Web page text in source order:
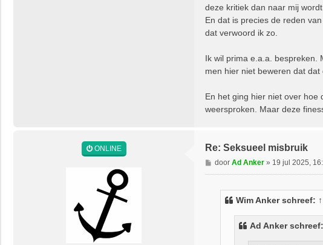
deze kritiek dan naar mij
En dat is precies de reden
dat verwoord ik zo.
Ik wil prima e.a.a. bespreken.
men hier niet beweren dat dat
En het ging hier niet over hoe
weersproken. Maar deze
ONLINE Re: Seksueel misbruik
B
e
door Ad Anker» 19 jul 2025,
Wim Ankerschreef: ↑
Ad Ankerschreef: